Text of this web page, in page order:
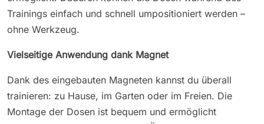
Trainings einfach und schnell umpositioniert werden –
ohne Werkzeug.
Vielseitige Anwendung dank Magnet
Dank des eingebauten Magneten kannst du überall
trainieren: zu Hause, im Garten oder im Freien. Die
Montage der Dosen ist bequem und ermöglicht